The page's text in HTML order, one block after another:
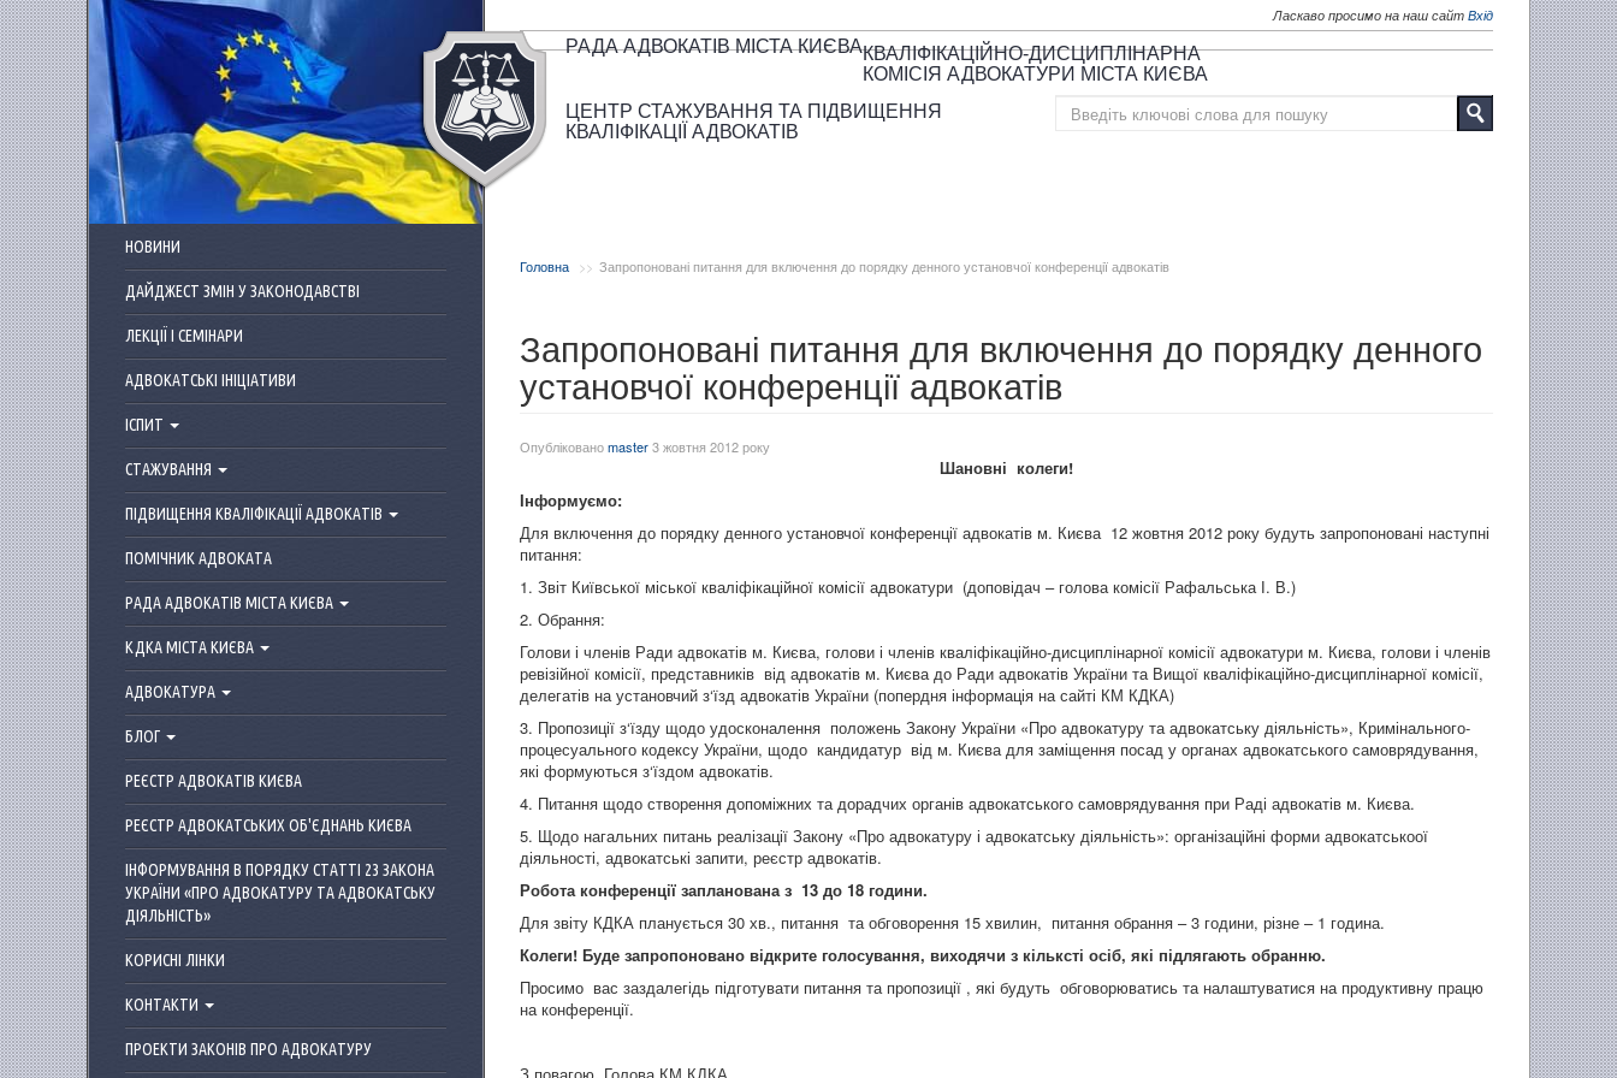
Перейти до основного матеріалу Ласкаво просимо на наш сайт Вхід
РАДА АДВОКАТІВ МІСТА КИЄВАКВАЛІФІКАЦІЙНО-ДИСЦИПЛІНАРНА
КОМІСІЯ АДВОКАТУРИ МІСТА КИЄВА
ЦЕНТР СТАЖУВАННЯ ТА ПІДВИЩЕННЯ
КВАЛІФІКАЦІЇ АДВОКАТІВ
НОВИНИ
ДАЙДЖЕСТ ЗМІН У ЗАКОНОДАВСТВІ
ЛЕКЦІЇ І СЕМІНАРИ
АДВОКАТСЬКІ ІНІЦІАТИВИ
ІСПИТ
СТАЖУВАННЯ
ПІДВИЩЕННЯ КВАЛІФІКАЦІЇ АДВОКАТІВ
ПОМІЧНИК АДВОКАТА
РАДА АДВОКАТІВ МІСТА КИЄВА
КДКА МІСТА КИЄВА
АДВОКАТУРА
БЛОГ
РЕЄСТР АДВОКАТІВ КИЄВА
РЕЄСТР АДВОКАТСЬКИХ ОБ'ЄДНАНЬ КИЄВА
ІНФОРМУВАННЯ В ПОРЯДКУ СТАТТІ 23 ЗАКОНА
УКРАЇНИ «ПРО АДВОКАТУРУ ТА АДВОКАТСЬКУ
ДІЯЛЬНІСТЬ»
КОРИСНІ ЛІНКИ
КОНТАКТИ
ПРОЕКТИ ЗАКОНІВ ПРО АДВОКАТУРУ
Головна Запропоновані питання для включення до порядку денного установчої конференції адвокатів
Запропоновані питання для включення до порядку денного
установчої конференції адвокатів
Опублікованоmaster3 жовтня 2012 року
Шановні колеги!
Інформуємо:
Для включення до порядку денного установчої конференції адвокатів м. Києва 12 жовтня 2012 року будуть запропоновані наступні
питання:
1. Звіт Київської міської кваліфікаційної комісії адвокатури (доповідач – голова комісії Рафальська І. В.)
2. Обрання:
Голови і членів Ради адвокатів м. Києва, голови і членів кваліфікаційно-дисциплінарної комісії адвокатури м. Києва, голови і членів
ревізійної комісії, представників від адвокатів м. Києва до Ради адвокатів України та Вищої кваліфікаційно-дисциплінарної комісії,
делегатів на установчий з‘їзд адвокатів України (попердня інформація на сайті КМ КДКА)
3. Пропозиції з‘їзду щодо удосконалення положень Закону України «Про адвокатуру та адвокатську діяльність», Кримінального-
процесуального кодексу України, щодо кандидатур від м. Києва для заміщення посад у органах адвокатського самоврядування,
які формуються з‘їздом адвокатів.
4. Питання щодо створення допоміжних та дорадчих органів адвокатського самоврядування при Раді адвокатів м. Києва.
5. Щодо нагальних питань реалізації Закону «Про адвокатуру і адвокатську діяльність»: організаційні форми адвокатськоої
діяльності, адвокатські запити, реєстр адвокатів.
Робота конференції запланована з 13 до 18 години.
Для звіту КДКА планується 30 хв., питання та обговорення 15 хвилин, питання обрання – 3 години, різне – 1 година.
Колеги! Буде запропоновано відкритеголосування, виходячи з кільксті осіб, які підлягають обранню.
Просимо вас заздалегідь підготувати питання та пропозиції , які будуть обговорюватись та налаштуватися на продуктивну працю
на конференції.